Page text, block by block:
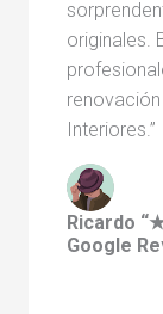
originales.
Interiores.”
Ricardo
Google